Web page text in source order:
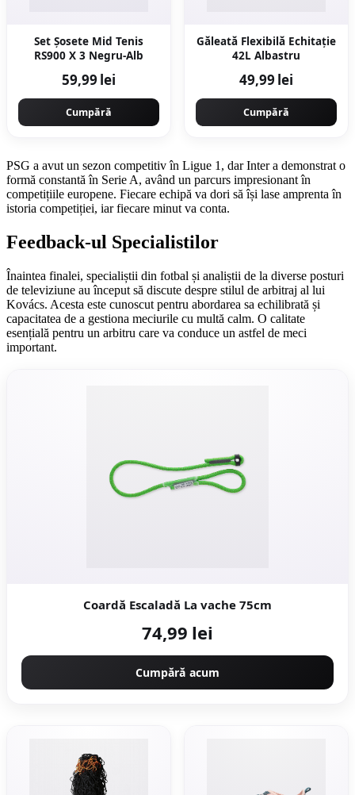
Set Şosete Mid Tenis
RS900 X 3 Negru-Alb
59,99 lei
Cumpără
Găleată Flexibilă Echitație
42L Albastru
49,99 lei
Cumpără
PSG a avut un sezon competitiv în Ligue 1, dar Inter a demonstrat o
formă constantă în Serie A, având un parcurs impresionant în
competițiile europene. Fiecare echipă va dori să își lase amprenta în
istoria competiției, iar fiecare minut va conta.
Feedback-ul Specialistilor
Înaintea finalei, specialiștii din fotbal și analiștii de la diverse posturi
de televiziune au început să discute despre stilul de arbitraj al lui
Kovács. Acesta este cunoscut pentru abordarea sa echilibrată și
capacitatea de a gestiona meciurile cu multă calm. O calitate
esențială pentru un arbitru care va conduce un astfel de meci
important.
Coardă Escaladă La vache 75cm
74,99 lei
Cumpără acum